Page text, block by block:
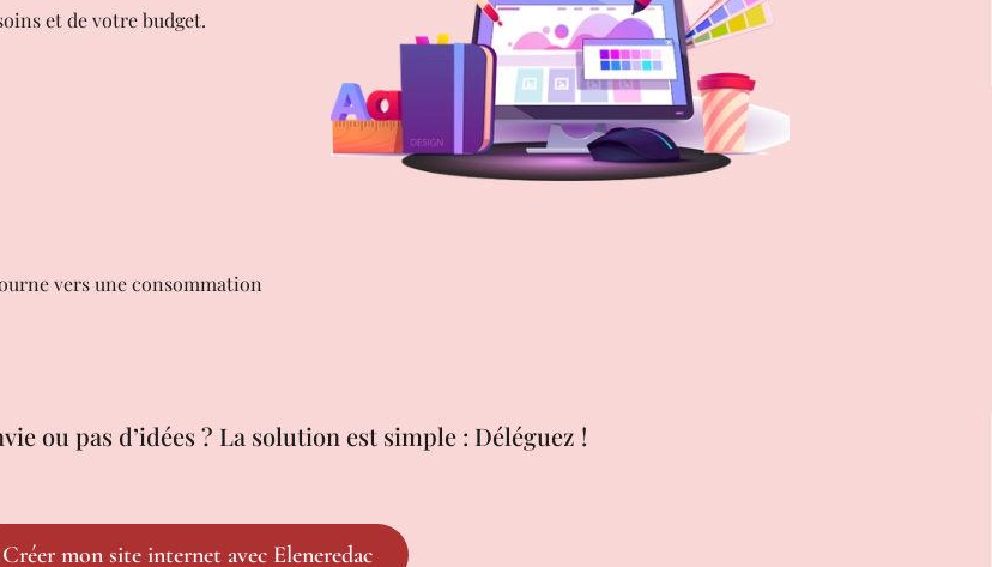
Créer mon site internet avec Eleneredac